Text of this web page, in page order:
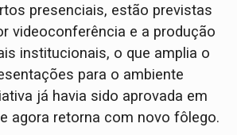
presenciais, estão previstas
videoconferência e a produção
institucionais, o que amplia o
para o ambiente
já havia sido aprovada em
agora retorna com novo fôlego.